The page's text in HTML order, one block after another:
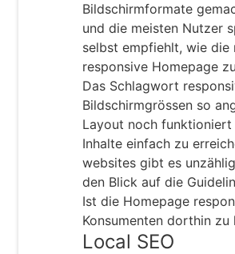
Bildschirmformate
und die meisten Nutzer
selbst empfiehlt, wie die
responsive Homepage
Das Schlagwort
Bildschirmgrössen so
Layout noch
Inhalte einfach zu
websites gibt es
den Blick auf die
Ist die Homepage
Konsumenten dorthin zu
Local SEO